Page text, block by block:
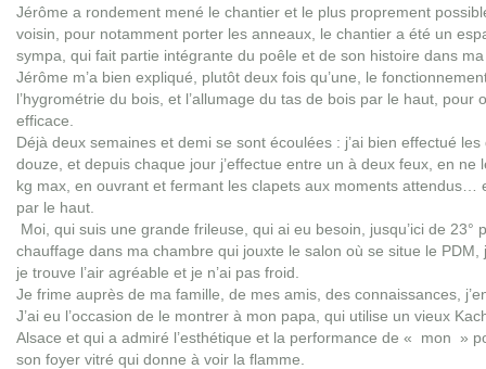
Jérôme a rondement mené le chantier et le plus proprement
voisin, pour notamment porter les anneaux, le chantier a été un
sympa, qui fait partie intégrante du poêle et de son histoire dans
Jérôme m’a bien expliqué, plutôt deux fois qu’une, le
l’hygrométrie du bois, et l’allumage du tas de bois par le haut,
efficace.
Déjà deux semaines et demi se sont écoulées : j’ai bien effectué
douze, et depuis chaque jour j’effectue entre un à deux feux, en ne
kg max, en ouvrant et fermant les clapets aux moments attendus…
par le haut.
Moi, qui suis une grande frileuse, qui ai eu besoin, jusqu’ici de 23°
chauffage dans ma chambre qui jouxte le salon où se situe le PDM,
je trouve l’air agréable et je n’ai pas froid.
Je frime auprès de ma famille, de mes amis, des connaissances,
J’ai eu l’occasion de le montrer à mon papa, qui utilise un vieux
Alsace et qui a admiré l’esthétique et la performance de « mon »
son foyer vitré qui donne à voir la flamme.